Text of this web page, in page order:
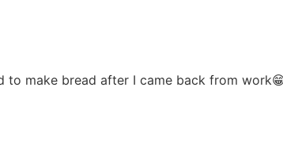
to make bread after I came back from